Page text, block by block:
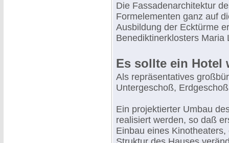
Die Fassadenarchitektur
Formelementen ganz auf
Ausbildung der Ecktürme
Benediktinerklosters Maria
Es sollte ein Hotel
Als repräsentatives
Untergeschoß,
Ein projektierter Umbau
realisiert werden, so daß
Einbau eines